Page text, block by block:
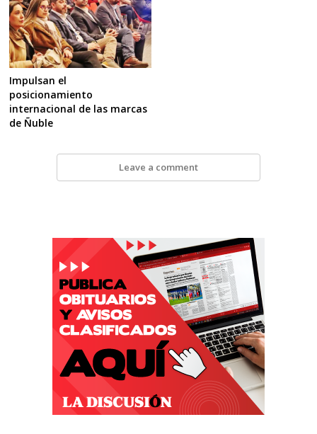
Impulsan el
posicionamiento
internacional de las marcas
de Ñuble
Leave a comment